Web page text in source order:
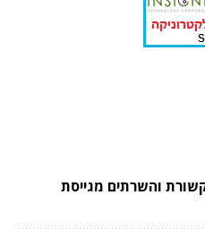
והשרתים מגייסת